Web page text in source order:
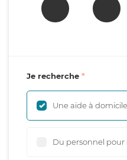
Je recherche
Une aide à domicile
Du personnel